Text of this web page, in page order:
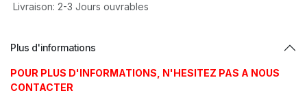
Livraison: 2-3 Jours ouvrables
Plus d'informations
POUR PLUS D'INFORMATIONS, N'HESITEZ PAS A NOUS
CONTACTER